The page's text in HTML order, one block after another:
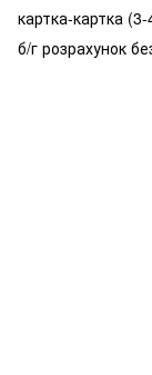
картка-картка (3-
б/г розрахунок